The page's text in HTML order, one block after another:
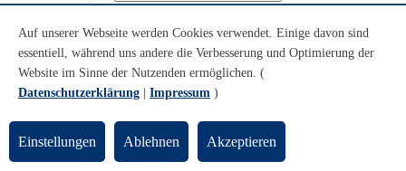
Sternchen (*)
Volltext
Personen/Einrichtungen
Volltext + Personen/Einrichtungen
Konzerte
Theatersaal
Auf unserer Webseite werden Cookies verwendet. Einige davon sind
essentiell, während uns andere die Verbesserung und Optimierung der
Website im Sinne der Nutzenden ermöglichen. (
Datenschutzerklärung
Impressum )
Einstellungen Ablehnen Akzeptieren